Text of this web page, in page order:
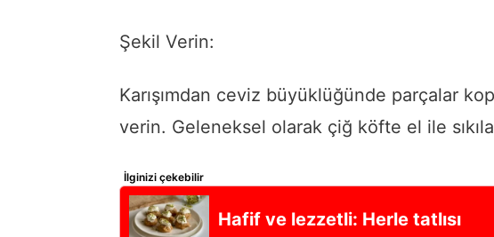
Şekil Verin:
Karışımdan ceviz büyüklüğünde parçalar
verin. Geleneksel olarak çiğ köfte el ile
İlginizi çekebilir
Hafif ve lezzetli: Herle tatlısı